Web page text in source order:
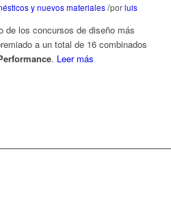
y nuevos materiales /porluis
de los concursos de diseño más
a un total de 16 combinados
. Leer más